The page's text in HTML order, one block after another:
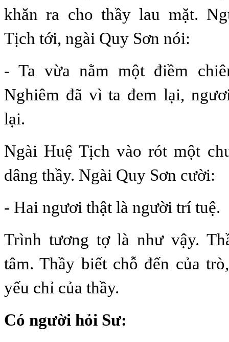
khăn ra cho thầy lau mặt.
Tịch tới, ngài Quy Sơn nói:
- Ta vừa nằm một điềm
Nghiêm đã vì ta đem lại,
lại.
Ngài Huệ Tịch vào rót một
dâng thầy. Ngài Quy Sơn cười:
- Hai ngươi thật là người trí tuệ.
Trình tương tợ là như vậy.
tâm. Thầy biết chỗ đến của
yếu chỉ của thầy.
Có người hỏi Sư: